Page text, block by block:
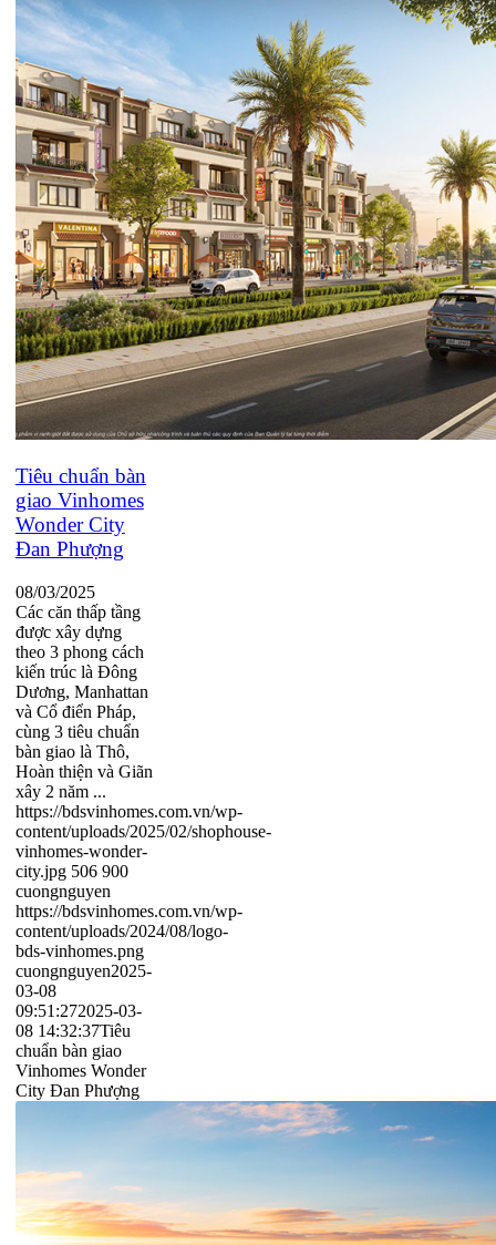
Tiêu chuẩn bàn
giao Vinhomes
Wonder City
Đan Phượng
08/03/2025
Các căn thấp tầng
được xây dựng
theo 3 phong cách
kiến trúc là Đông
Dương, Manhattan
và Cổ điển Pháp,
cùng 3 tiêu chuẩn
bàn giao là Thô,
Hoàn thiện và Giãn
xây 2 năm ...
https://bdsvinhomes.com.vn/wp-
content/uploads/2025/02/shophouse-
vinhomes-wonder-
city.jpg 506 900
cuongnguyen
https://bdsvinhomes.com.vn/wp-
content/uploads/2024/08/logo-
bds-vinhomes.png
cuongnguyen2025-
03-08
09:51:272025-03-
08 14:32:37Tiêu
chuẩn bàn giao
Vinhomes Wonder
City Đan Phượng